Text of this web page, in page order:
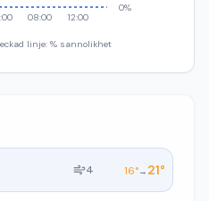
08:00 12:00
0%
linje: % sannolikhet
4 16°→ 21°